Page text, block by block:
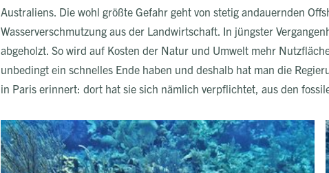
Australiens. Die wohl größte Gefahr geht von stetig andauernden
Wasserverschmutzung aus der Landwirtschaft. In jüngster
abgeholzt. So wird auf Kosten der Natur und Umwelt mehr
unbedingt ein schnelles Ende haben und deshalb hat man die
in Paris erinnert: dort hat sie sich nämlich verpflichtet, aus den